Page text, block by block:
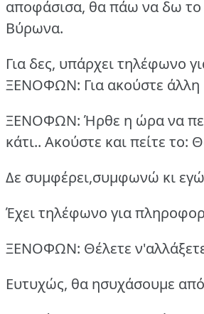
αποφάσισα, θα πάω να δω το
Βύρωνα.
Για δες, υπάρχει τηλέφωνο
ΞΕΝΟΦΩΝ: Για ακούστε άλλη
ΞΕΝΟΦΩΝ: Ήρθε η ώρα να
κάτι.. Ακούστε και πείτε το:
Δε συμφέρει,συμφωνώ κι
Έχει τηλέφωνο για
ΞΕΝΟΦΩΝ: Θέλετε ν'αλλάξετε
Ευτυχώς, θα ησυχάσουμε από